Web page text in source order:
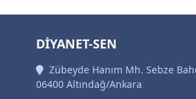
DİYANET-SEN
Zübeyde Hanım Mh. Sebze
06400 Altındağ/Ankara